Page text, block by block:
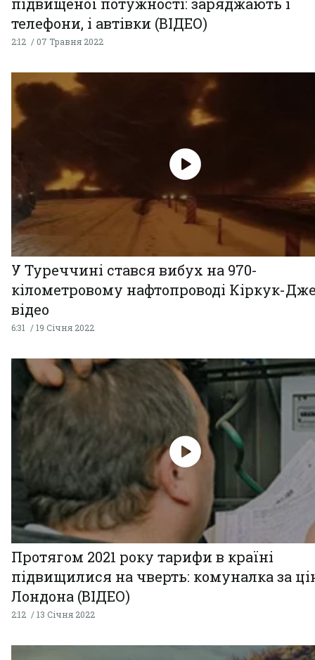
телефони, і автівки (ВІДЕО)
2:12 07 Травня 2022
У Туреччині стався вибух на 970-
кілометровому нафтопроводі Кіркук-
відео
6:31 19 Січня 2022
Протягом 2021 року тарифи в країні
підвищилися на чверть: комуналка за
Лондона (ВІДЕО)
2:12 13 Січня 2022